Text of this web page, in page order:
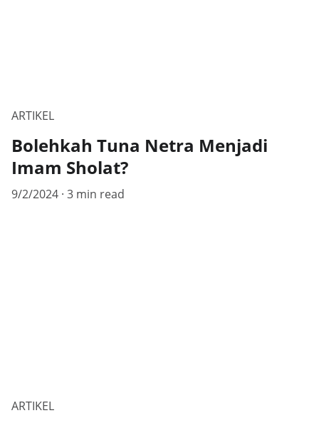
ARTIKEL
Bolehkah Tuna Netra Menjadi
Imam Sholat?
9/2/2024 3 min read
ARTIKEL